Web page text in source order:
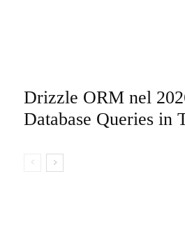
Drizzle ORM nel
Database Queries in